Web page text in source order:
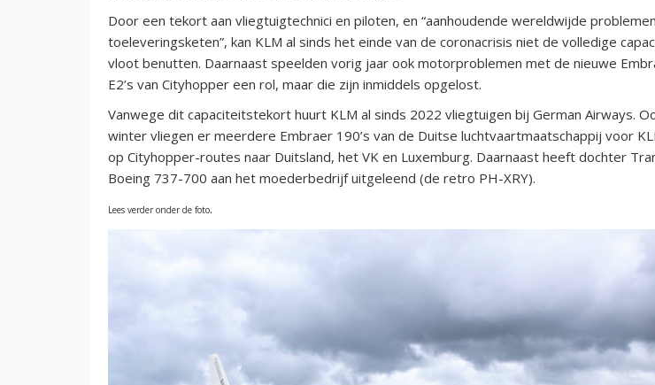
Door een tekort aan vliegtuigtechnici en piloten, en “aanhoudende wereldwijde
toeleveringsketen”, kan KLM al sinds het einde van de coronacrisis niet de volledige
vloot benutten. Daarnaast speelden vorig jaar ook motorproblemen met de nieuwe
E2’s van Cityhopper een rol, maar die zijn inmiddels opgelost.
Vanwege dit capaciteitstekort huurt KLM al sinds 2022 vliegtuigen bij German Airways.
winter vliegen er meerdere Embraer 190’s van de Duitse luchtvaartmaatschappij voor
op Cityhopper-routes naar Duitsland, het VK en Luxemburg. Daarnaast heeft dochter
Boeing 737-700 aan het moederbedrijf uitgeleend (de retro PH-XRY).
Lees verder onder de foto.